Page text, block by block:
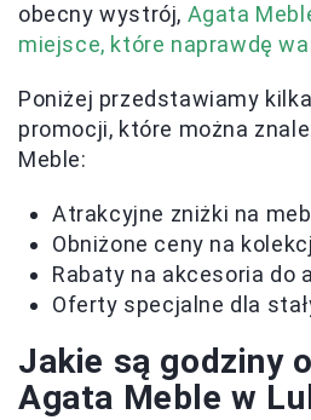
obecny wystrój, Agata
miejsce, które naprawdę
Poniżej przedstawiamy
promocji, które można
Meble:
Atrakcyjne zniżki na
Obniżone ceny na
Rabaty na akcesoria do
Oferty specjalne dla
Jakie są godziny
Agata Meble w